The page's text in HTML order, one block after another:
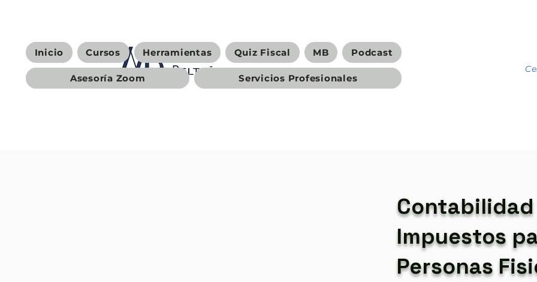
Inicio Cursos Herramientas Quiz Fiscal MB Podcast
Asesoría Zoom Servicios Profesionales
Impuestos
Personas